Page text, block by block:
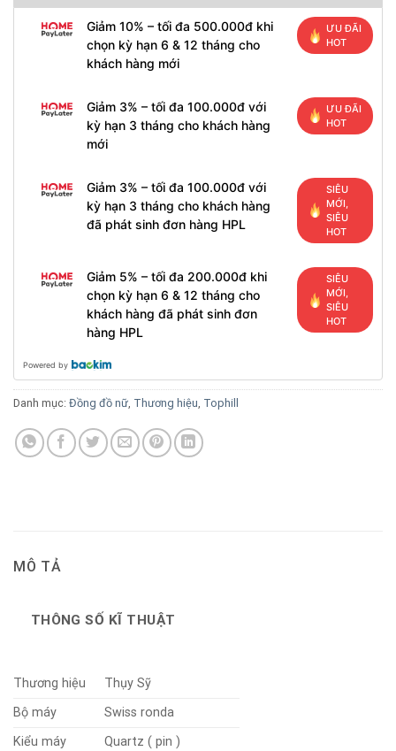
Giảm 10% – tối đa 500.000đ khi
chọn kỳ hạn 6 & 12 tháng cho
khách hàng mới
ƯU ĐÃI
HOT
Giảm 3% – tối đa 100.000đ với
kỳ hạn 3 tháng cho khách hàng
mới
ƯU ĐÃI
HOT
Giảm 3% – tối đa 100.000đ với
kỳ hạn 3 tháng cho khách hàng
đã phát sinh đơn hàng HPL
SIÊU
MỚI,
SIÊU
HOT
Giảm 5% – tối đa 200.000đ khi
chọn kỳ hạn 6 & 12 tháng cho
khách hàng đã phát sinh đơn
hàng HPL
SIÊU
MỚI,
SIÊU
HOT
Powered by
Danh mục: Đồng đồ nữ, Thương hiệu, Tophill
MÔ TẢ
THÔNG SỐ KĨ THUẬT
Thương hiệu
Thụy Sỹ
Bộ máy
Swiss ronda
Kiểu máy
Quartz ( pin )